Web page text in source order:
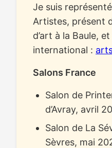
Je suis
Artistes, présent
d’art à la Baule,
international :
Salons France
Salon de
d’Avray, avril
Salon de La
Sèvres, mai